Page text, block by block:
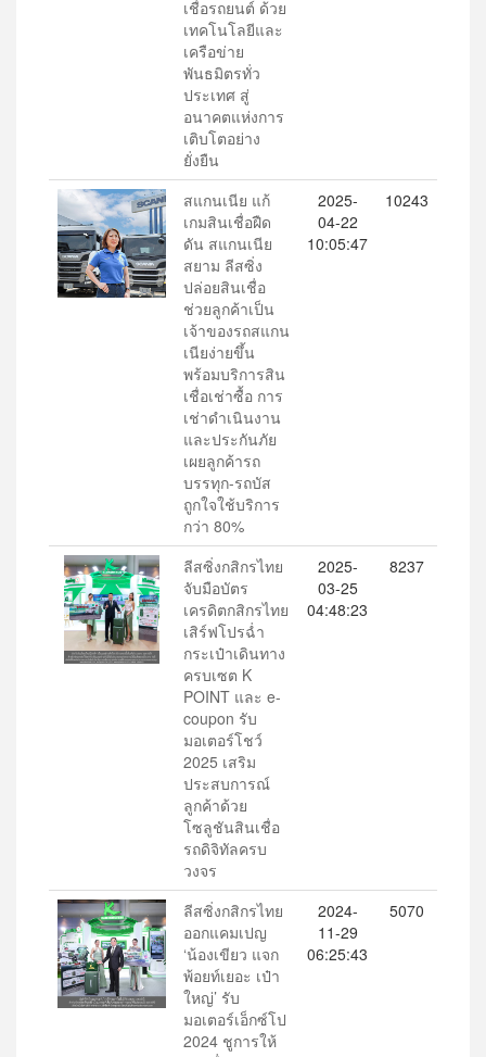
เชื่อรถยนต์ ด้วย
เทคโนโลยีและ
เครือข่าย
พันธมิตรทั่ว
ประเทศ สู่
อนาคตแห่งการ
เติบโตอย่าง
ยั่งยืน
สแกนเนีย แก้
เกมสินเชื่อฝืด
ดัน สแกนเนีย
สยาม ลีสซิ่ง
ปล่อยสินเชื่อ
ช่วยลูกค้าเป็น
เจ้าของรถสแกน
เนียง่ายขึ้น
พร้อมบริการสิน
เชื่อเช่าซื้อ การ
เช่าดำเนินงาน
และประกันภัย
เผยลูกค้ารถ
บรรทุก-รถบัส
ถูกใจใช้บริการ
กว่า 80%
2025-
04-22
10:05:47
10243
ลีสซิ่งกสิกรไทย
จับมือบัตร
เครดิตกสิกรไทย
เสิร์ฟโปรฉ่ำ
กระเป๋าเดินทาง
ครบเซต K
POINT และ e-
coupon รับ
มอเตอร์โชว์
2025 เสริม
ประสบการณ์
ลูกค้าด้วย
โซลูชันสินเชื่อ
รถดิจิทัลครบ
วงจร
2025-
03-25
04:48:23
8237
ลีสซิ่งกสิกรไทย
ออกแคมเปญ
‘น้องเขียว แจก
พ้อยท์เยอะ เป๋า
ใหญ่’ รับ
มอเตอร์เอ็กซ์โป
2024 ชูการให้
2024-
11-29
06:25:43
5070